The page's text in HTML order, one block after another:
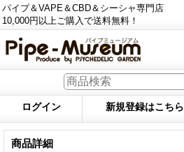
パイプ＆VAPE＆CBD＆シーシャ専門店
10,000円以上ご購入で送料無料！
ログイン 新規登録はこちら
商品詳細